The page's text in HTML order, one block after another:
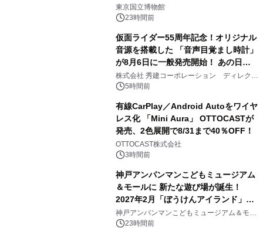
東京国立博物館
23時間前
仮面ライダー55周年記念！オリジナル
音源を搭載した 「音声目覚まし時計」
が8月6日に一般発売開始！ あの日の
大興奮が今甦る
株式会社 秀建コーポレーション ディレクト
アートギャラリー
5時間前
有線CarPlay／Android Autoをワイヤ
レス化 「Mini Aura」 OTTOCASTが
発売、2色展開で8/31まで40％OFF！
OTTOCAST株式会社
3時間前
神戸アンパンマンこどもミュージアム
＆モールに 新たな遊び場が誕生！
2027年2月「ぼうけんアイランド」が
オープン
神戸アンパンマンこどもミュージアム＆モー
ル 23時間前